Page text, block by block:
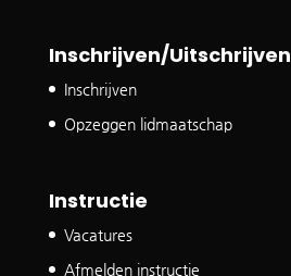
Inschrijven/Uitschrijven
Inschrijven
Opzeggen lidmaatschap
Instructie
Vacatures
Afmelden instructie